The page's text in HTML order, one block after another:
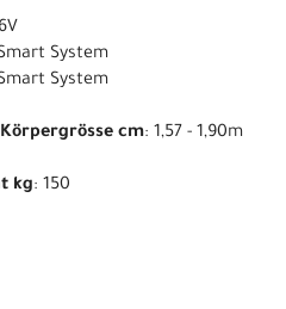
System
System
cm: 1,57 - 1,90m
kg: 150